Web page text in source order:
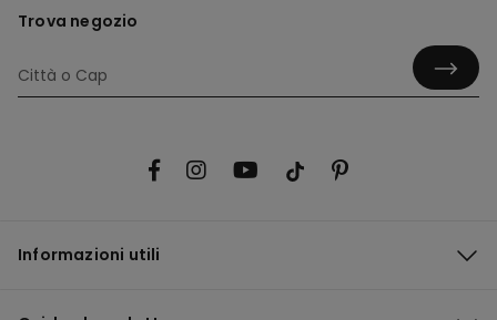
Trova negozio
Informazioni utili